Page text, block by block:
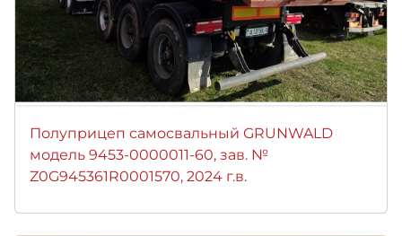
Полуприцеп самосвальный GRUNWALD
модель 9453-0000011-60, зав. №
Z0G945361R0001570, 2024 г.в.